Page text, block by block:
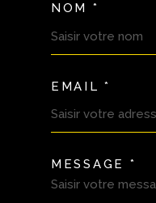
NOM *
EMAIL *
MESSAGE *